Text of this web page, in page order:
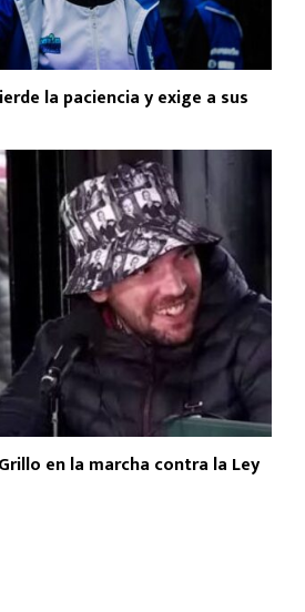
la paciencia y exige a sus
en la marcha contra la Ley